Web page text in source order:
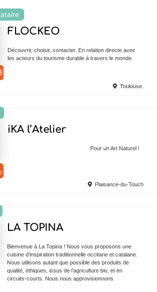
FLOCKEO
Découvrir, choisir, contacter. En relation directe avec
les acteurs du tourisme durable à travers le monde.
Toulouse.
iKA l’Atelier
Pour un Art Naturel !
Plaisance-du-Touch
LA TOPINA
Bienvenue à La Topina ! Nous vous proposons une
cuisine d’inspiration traditionnelle occitane et catalane.
Nous utilisons autant que possible des produits de
qualité, éthiques, issus de l’agriculture bio, et en
circuits-courts. Nous nous approvisionnons